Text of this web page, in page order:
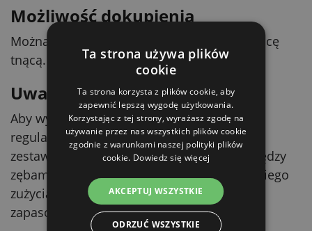
Możliwość dokupienia
Można dokupić zapasową ceramiczną głowicę
tnącą.
Uwaga (konserwacja)
Aby wydłużyć żywotność głowicy tnącej,
regularnie smaruj ją olejem dołączonym do
zestawu. Przy zbyt małej warstwie oleju między
zębami powstaje tarcie i dochodzi do szybkiego
zużycia. Po zużyciu oleju można kupić olej
zapasowy (opakowanie 100 ml lub 500 ml).
Ta strona używa plików
cookie
Ta strona korzysta z plików cookie, aby
zapewnić lepszą wygodę użytkowania.
Korzystając z tej strony, wyrażasz zgodę na
używanie przez nas wszystkich plików cookie
zgodnie z warunkami naszej polityki plików
cookie. Dowiedz się więcej
AKCEPTUJ WSZYSTKIE
ODRZUĆ WSZYSTKIE